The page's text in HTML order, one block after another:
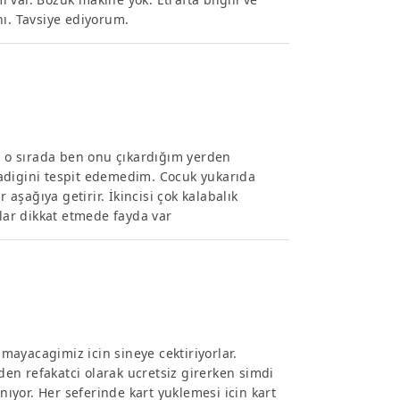
Tavsiye ediyorum.
sırada ben onu çıkardığım yerden
tespit edemedim. Cocuk yukarıda
aşağıya getirir. İkincisi çok kalabalık
dikkat etmede fayda var
icin sineye cektiriyorlar.
refakatci olarak ucretsiz girerken simdi
Her seferinde kart yuklemesi icin kart